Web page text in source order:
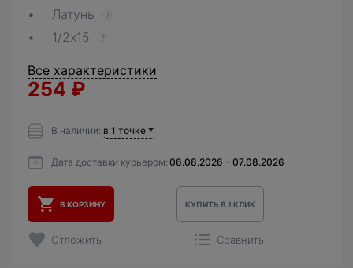
Латунь ?
1/2х15 ?
Все характеристики
254 ₽
В наличии: в 1 точке
Дата доставки курьером: 06.08.2026 - 07.08.2026
В КОРЗИНУ КУПИТЬ В 1 КЛИК
Отложить Сравнить